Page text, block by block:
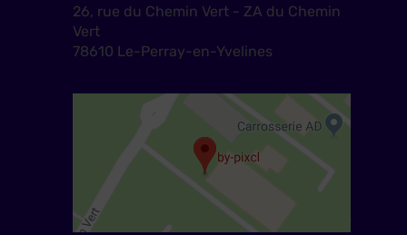
26, rue du Chemin Vert - ZA du Chemin
Vert
78610 Le-Perray-en-Yvelines